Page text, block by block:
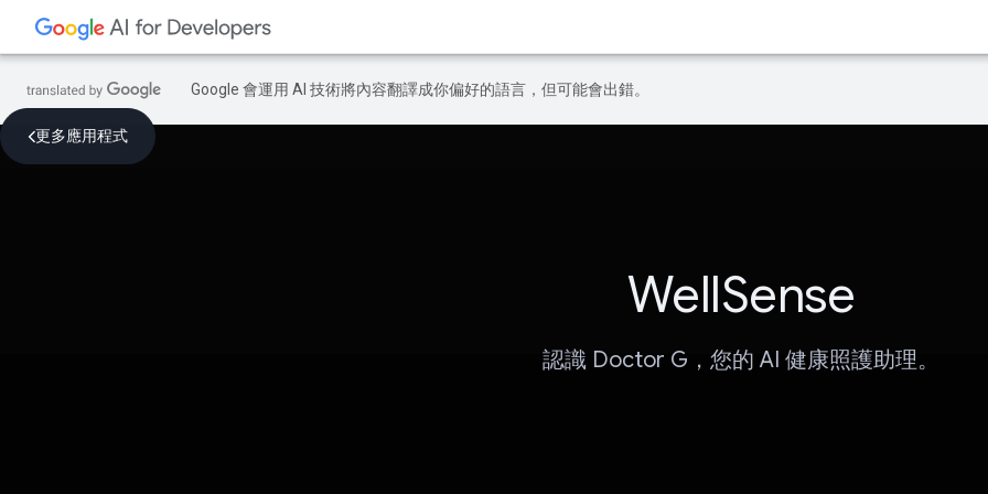
Google 會運用 AI 技術將內容翻譯成你偏好的語言，但可能會出錯。
更多應用程式
WellSense
認識 Doctor G，您的 AI 健康照護助理。